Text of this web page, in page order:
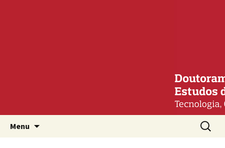
Menu
por: